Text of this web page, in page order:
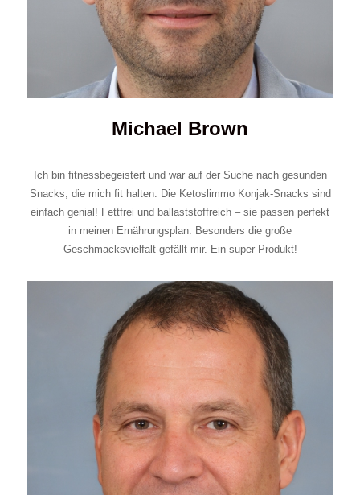
Michael Brown
Ich bin fitnessbegeistert und war auf der Suche nach gesunden
Snacks, die mich fit halten. Die Ketoslimmo Konjak-Snacks sind
einfach genial! Fettfrei und ballaststoffreich – sie passen perfekt
in meinen Ernährungsplan. Besonders die große
Geschmacksvielfalt gefällt mir. Ein super Produkt!